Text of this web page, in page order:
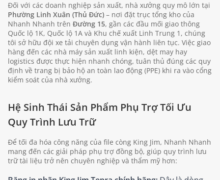
Đối với các doanh nghiệp sản xuất, nhà xưởng quy mô lớn tại
Phường Linh Xuân (Thủ Đức) – nơi đặt trục tổng kho của
Nhanh Nhanh trên Đường 15, gần các đầu mối giao thông
Quốc lộ 1K, Quốc lộ 1A và Khu chế xuất Linh Trung 1, chúng
tôi sở hữu đội xe tải chuyên dụng vận hành liên tục. Việc giao
hàng đến các nhà máy sản xuất linh kiện, dệt may hay
logistics được thực hiện nhanh chóng, tuân thủ đúng các quy
định về trang bị bảo hộ an toàn lao động (PPE) khi ra vào cổng
kiểm soát của nhà xưởng.
Hệ Sinh Thái Sản Phẩm Phụ Trợ Tối Ưu
Quy Trình Lưu Trữ
Để tối đa hóa công năng của file còng King Jim, Nhanh Nhanh
mang đến các giải pháp phụ trợ đồng bộ, giúp quy trình lưu
trữ tài liệu trở nên chuyên nghiệp và thẩm mỹ hơn: